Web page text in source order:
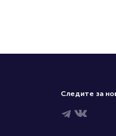
Следите за